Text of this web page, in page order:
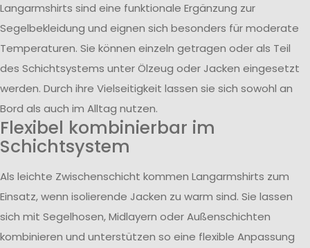
Langarmshirts sind eine funktionale Ergänzung zur
Segelbekleidung und eignen sich besonders für moderate
Temperaturen. Sie können einzeln getragen oder als Teil
des Schichtsystems unter Ölzeug oder Jacken eingesetzt
werden. Durch ihre Vielseitigkeit lassen sie sich sowohl an
Bord als auch im Alltag nutzen.
Flexibel kombinierbar im
Schichtsystem
Als leichte Zwischenschicht kommen Langarmshirts zum
Einsatz, wenn isolierende Jacken zu warm sind. Sie lassen
sich mit Segelhosen, Midlayern oder Außenschichten
kombinieren und unterstützen so eine flexible Anpassung